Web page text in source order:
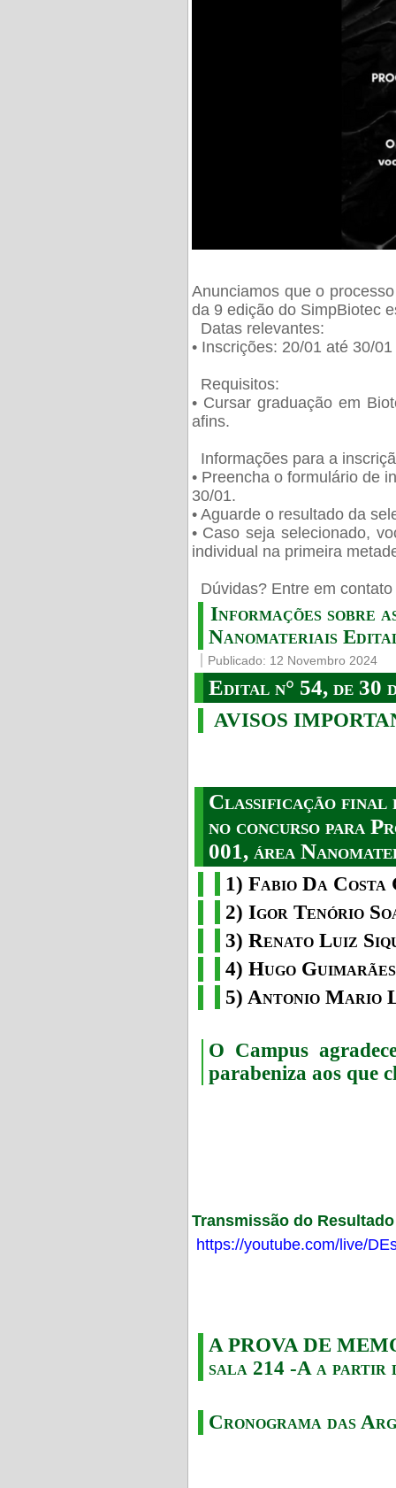
Anunciamos que o
da 9 edição do SimpBiotec
Datas relevantes:
• Inscrições: 20/01 até 30/01
Requisitos:
• Cursar graduação em
afins.
Informações para a
• Preencha o formulário de
30/01.
• Aguarde o resultado da
• Caso seja selecionado,
individual na primeira
Dúvidas? Entre em
Informações sobre
Nanomateriais
Publicado: 12 Novembro 2024
Edital n° 54, de 30
AVISOS
Classificação final
no concurso para
001, área
1) Fabio Da
2) Igor Tenório
3) Renato Luiz
4) Hugo
5) Antonio Mario
O Campus
parabeniza aos que
Transmissão do
https://youtube.com/live/
A PROVA DE
sala 214 -A a partir
Cronograma das